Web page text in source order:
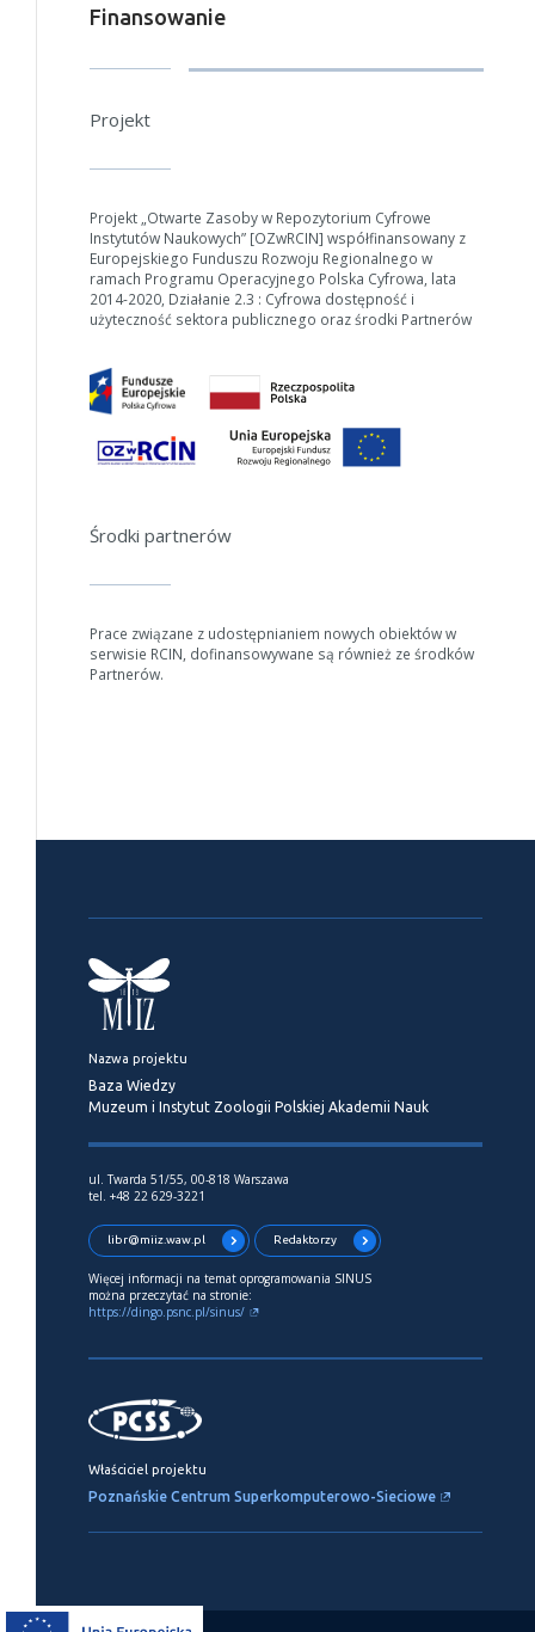
W zależności od ilości danych do przetworzenia generowanie pliku
zmniejszając zakres lat.
Anuluj
Finansowanie
Projekt
Projekt „Otwarte Zasoby w Repozytorium Cyfrowe
Instytutów Naukowych” [OZwRCIN] współfinansowany z
Europejskiego Funduszu Rozwoju Regionalnego w
ramach Programu Operacyjnego Polska Cyfrowa, lata
2014-2020, Działanie 2.3 : Cyfrowa dostępność i
użyteczność sektora publicznego oraz środki Partnerów
Środki partnerów
Prace związane z udostępnianiem nowych obiektów w
serwisie RCIN, dofinansowywane są również ze środków
Partnerów.
Nazwa projektu
Baza Wiedzy
Muzeum i Instytut Zoologii Polskiej Akademii Nauk
ul. Twarda 51/55, 00-818 Warszawa
tel. +48 22 629-3221
libr@miiz.waw.pl Redaktorzy
Więcej informacji na temat oprogramowania SINUS
można przeczytać na stronie:
https://dingo.psnc.pl/sinus/
Właściciel projektu
Poznańskie Centrum Superkomputerowo-Sieciowe